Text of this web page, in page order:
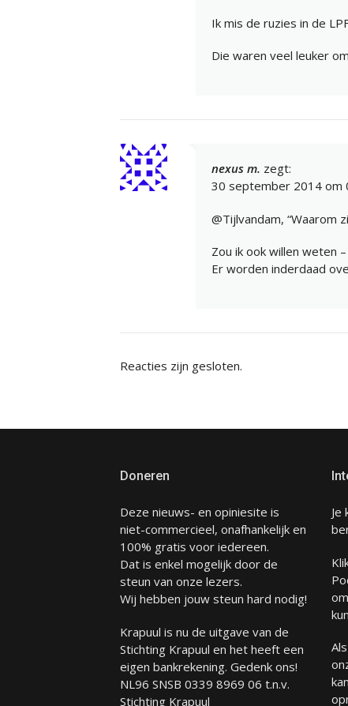
Ik mis de ruzies in de
Die waren veel leuker
nexus m. zegt:
30 september 2014 om
@Tijlvandam, “Waarom
Zou ik ook willen weten
Er worden inderdaad
Reacties zijn gesloten.
Doneren
Deze nieuws- en opiniesite is
niet-commercieel, onafhankelijk en
100% gratis voor iedereen.
Dat is enkel mogelijk door de
steun van onze lezers.
Wij hebben jouw steun hard nodig!
Krapuul is nu de uitgave van de
Stichting Krapuul en het heeft een
eigen bankrekening. Gedenk ons!
NL96 SNSB 0339 8969 06 t.n.v.
Stichting Krapuul
Je